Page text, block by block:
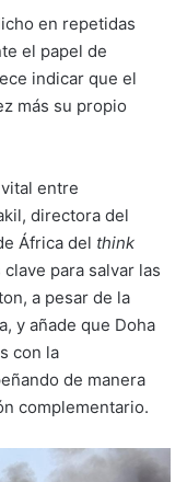
en repetidas
el papel de
indicar que el
más su propio
entre
directora del
África del think
para salvar las
a pesar de la
y añade que Doha
con la
de manera
complementario.